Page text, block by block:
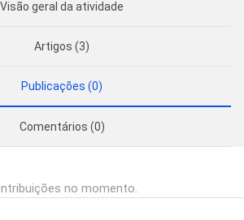
Visão geral da atividade
Artigos (3)
Publicações (0)
Comentários (0)
no momento.